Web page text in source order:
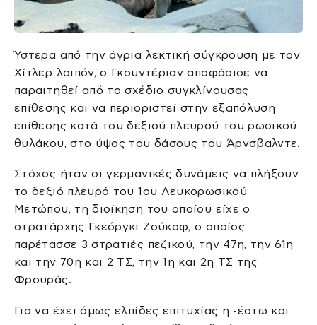
Ύστερα από την άγρια λεκτική σύγκρουση με τον
Χίτλερ λοιπόν, ο Γκουντέριαν αποφάσισε να
παραιτηθεί από το σχέδιο συγκλίνουσας
επίθεσης και να περιοριστεί στην εξαπόλυση
επίθεσης κατά του δεξιού πλευρού του ρωσικού
θυλάκου, στο ύψος του δάσους του Άρνσβαλντε.
Στόχος ήταν οι γερμανικές δυνάμεις να πλήξουν
το δεξιό πλευρό του 1ου Λευκορωσικού
Μετώπου, τη διοίκηση του οποίου είχε ο
στρατάρχης Γκεόργκι Ζούκοφ, ο οποίος
παρέτασσε 3 στρατιές πεζικού, την 47η, την 61η
και την 70η και 2 ΤΣ, την 1η και 2η ΤΣ της
Φρουράς.
Για να έχει όμως ελπίδες επιτυχίας η -έστω και